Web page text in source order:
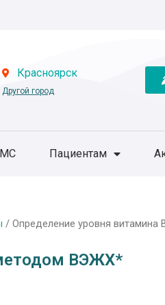
Красноярск
Другой город
Пациентам
/ Определение уровня
ВЭЖХ*